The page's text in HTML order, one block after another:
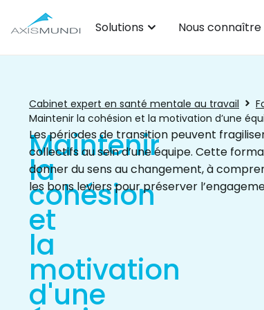
Solutions Nous connaître
Cabinet expert en santé mentale au travail
Maintenir la cohésion et la motivation d’une
Maintenir
la
cohésion
et
la
motivation
d'une
Les périodes de transition peuvent
collectifs au sein d’une équipe. Cette
donner du sens au changement, à
les bons leviers pour préserver